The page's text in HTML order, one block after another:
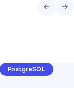
PostgreSQL